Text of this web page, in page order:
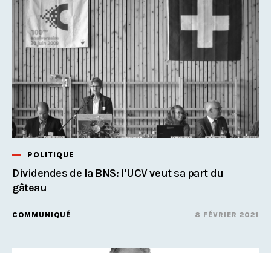
POLITIQUE
Dividendes de la BNS: l'UCV veut sa part du
gâteau
COMMUNIQUÉ 8 FÉVRIER 2021